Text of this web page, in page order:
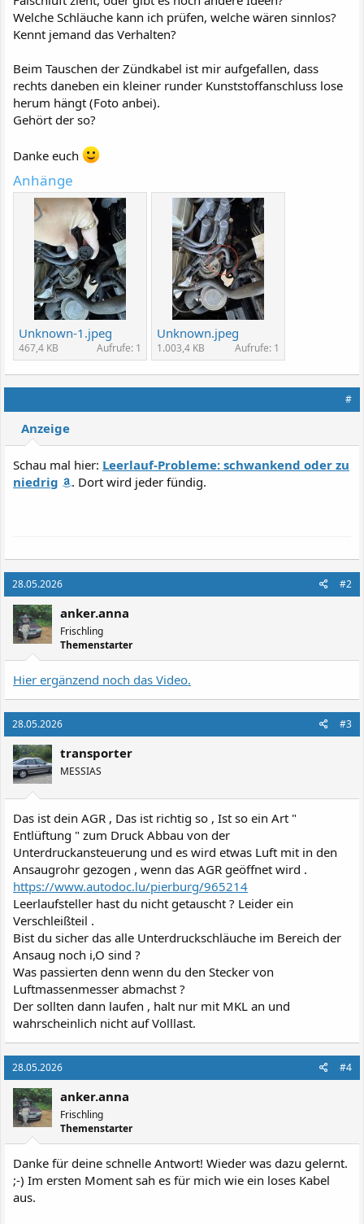
Welche Schläuche kann ich prüfen, welche wären sinnlos?
Kennt jemand das Verhalten?
Beim Tauschen der Zündkabel ist mir aufgefallen, dass
rechts daneben ein kleiner runder Kunststoffanschluss lose
herum hängt (Foto anbei).
Gehört der so?
Danke euch
Anhänge
Unknown-1.jpeg
467,4 KB Aufrufe: 1
Unknown.jpeg
1.003,4 KB Aufrufe: 1
#
Anzeige
Schau mal hier: Leerlauf-Probleme: schwankend oder zu
niedrig
. Dort wird jeder fündig.
28.05.2026 #2
anker.anna
Frischling
Themenstarter
Hier ergänzend noch das Video.
28.05.2026 #3
transporter
MESSIAS
Das ist dein AGR , Das ist richtig so , Ist so ein Art "
Entlüftung " zum Druck Abbau von der
Unterdruckansteuerung und es wird etwas Luft mit in den
Ansaugrohr gezogen , wenn das AGR geöffnet wird .
https://www.autodoc.lu/pierburg/965214
Leerlaufsteller hast du nicht getauscht ? Leider ein
Verschleißteil .
Bist du sicher das alle Unterdruckschläuche im Bereich der
Ansaug noch i,O sind ?
Was passierten denn wenn du den Stecker von
Luftmassenmesser abmachst ?
Der sollten dann laufen , halt nur mit MKL an und
wahrscheinlich nicht auf Volllast.
28.05.2026 #4
anker.anna
Frischling
Themenstarter
Danke für deine schnelle Antwort! Wieder was dazu gelernt.
;-) Im ersten Moment sah es für mich wie ein loses Kabel
aus.